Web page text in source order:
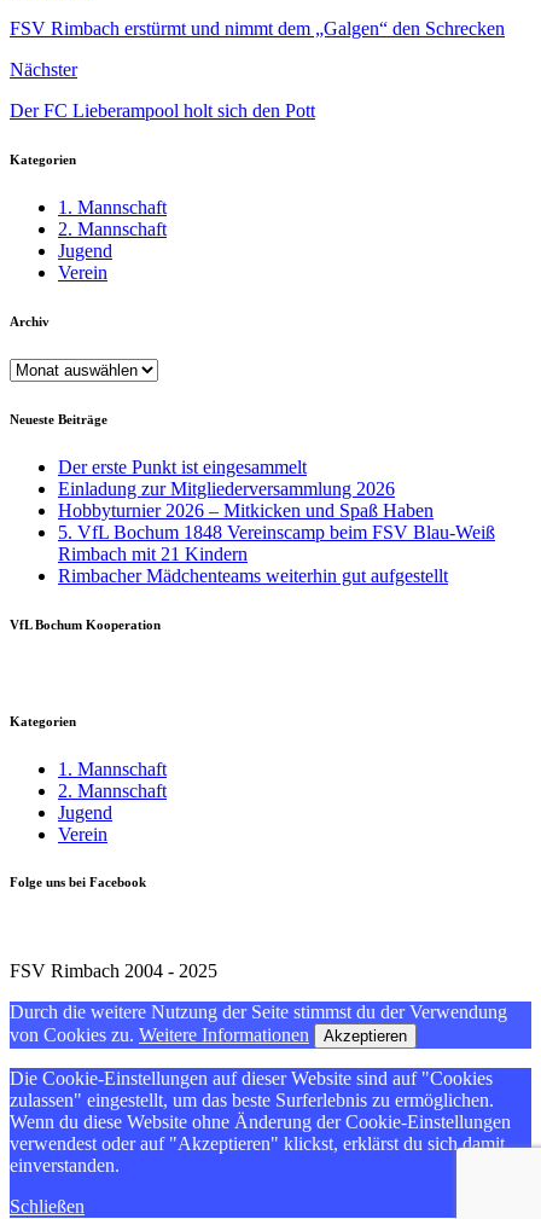
FSV Rimbach erstürmt und nimmt dem „Galgen“ den Schrecken
Nächster
Der FC Lieberampool holt sich den Pott
Kategorien
1. Mannschaft
2. Mannschaft
Jugend
Verein
Archiv
Archiv
Neueste Beiträge
Der erste Punkt ist eingesammelt
Einladung zur Mitgliederversammlung 2026
Hobbyturnier 2026 – Mitkicken und Spaß Haben
5. VfL Bochum 1848 Vereinscamp beim FSV Blau-Weiß
Rimbach mit 21 Kindern
Rimbacher Mädchenteams weiterhin gut aufgestellt
VfL Bochum Kooperation
Kategorien
1. Mannschaft
2. Mannschaft
Jugend
Verein
Folge uns bei Facebook
FSV Rimbach 2004 - 2025
Durch die weitere Nutzung der Seite stimmst du der Verwendung
von Cookies zu. Weitere Informationen Akzeptieren
Die Cookie-Einstellungen auf dieser Website sind auf "Cookies
zulassen" eingestellt, um das beste Surferlebnis zu ermöglichen.
Wenn du diese Website ohne Änderung der Cookie-Einstellungen
verwendest oder auf "Akzeptieren" klickst, erklärst du sich damit
einverstanden.
Schließen